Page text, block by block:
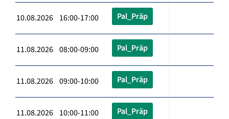
10.08.2026 16:00-17:00 Pal_Präp
11.08.2026 08:00-09:00 Pal_Präp
11.08.2026 09:00-10:00 Pal_Präp
11.08.2026 10:00-11:00 Pal_Präp